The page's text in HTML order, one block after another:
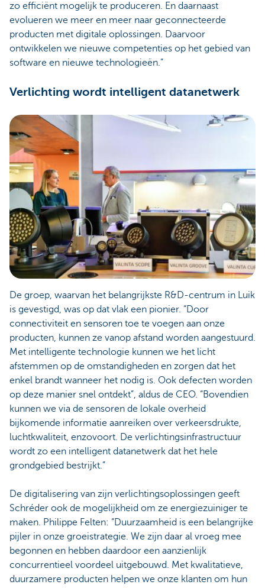
zo efficiënt mogelijk te produceren. En daarnaast
evolueren we meer en meer naar geconnecteerde
producten met digitale oplossingen. Daarvoor
ontwikkelen we nieuwe competenties op het gebied van
software en nieuwe technologieën.”
Verlichting wordt intelligent datanetwerk
De groep, waarvan het belangrijkste R&D-centrum in Luik
is gevestigd, was op dat vlak een pionier. “Door
connectiviteit en sensoren toe te voegen aan onze
producten, kunnen ze vanop afstand worden aangestuurd.
Met intelligente technologie kunnen we het licht
afstemmen op de omstandigheden en zorgen dat het
enkel brandt wanneer het nodig is. Ook defecten worden
op deze manier snel ontdekt”, aldus de CEO. “Bovendien
kunnen we via de sensoren de lokale overheid
bijkomende informatie aanreiken over verkeersdrukte,
luchtkwaliteit, enzovoort. De verlichtingsinfrastructuur
wordt zo een intelligent datanetwerk dat het hele
grondgebied bestrijkt.”
De digitalisering van zijn verlichtingsoplossingen geeft
Schréder ook de mogelijkheid om ze energiezuiniger te
maken. Philippe Felten: “Duurzaamheid is een belangrijke
pijler in onze groeistrategie. We zijn daar al vroeg mee
begonnen en hebben daardoor een aanzienlijk
concurrentieel voordeel uitgebouwd. Met kwalitatieve,
duurzamere producten helpen we onze klanten om hun